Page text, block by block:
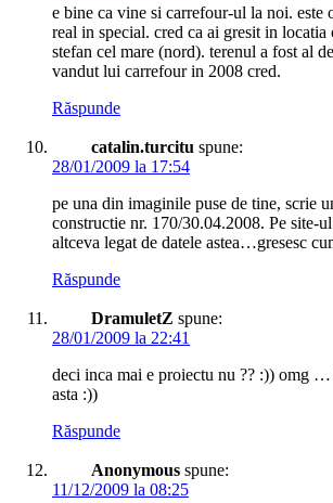
e bine ca vine si carrefour-ul la noi. este
real in special. cred ca ai gresit in locatia
stefan cel mare (nord). terenul a fost al
vandut lui carrefour in 2008 cred.
Răspunde
catalin.turcitu spune:
28/01/2009 la 17:54
pe una din imaginile puse de tine, scrie
constructie nr. 170/30.04.2008. Pe site-
altceva legat de datele astea…gresesc
Răspunde
DramuletZ spune:
28/01/2009 la 22:41
deci inca mai e proiectu nu ?? :)) omg …
asta :))
Răspunde
Anonymous spune:
11/12/2009 la 08:25